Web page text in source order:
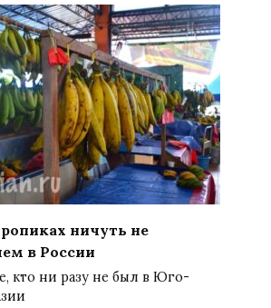
ничуть не
в России
кто ни разу не был в Юго-